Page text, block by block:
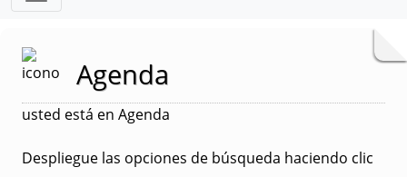
Agenda
usted está en Agenda
Despliegue las opciones de búsqueda haciendo clic